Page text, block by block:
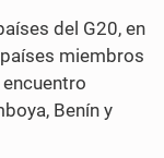
del G20, en
miembros
Benín y